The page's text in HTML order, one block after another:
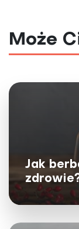
Selen i
Wpływ selenu
powiązania z
zdefiniowane....
Może
Jak